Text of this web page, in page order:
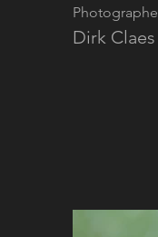
Photographe
Dirk Claes